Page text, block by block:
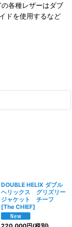
各種レザーはダブ
ドを使用するなど
DOUBLE HELIX ダブル
ヘリックス グリズリー
ジャケット チーフ
[The CHIEF]